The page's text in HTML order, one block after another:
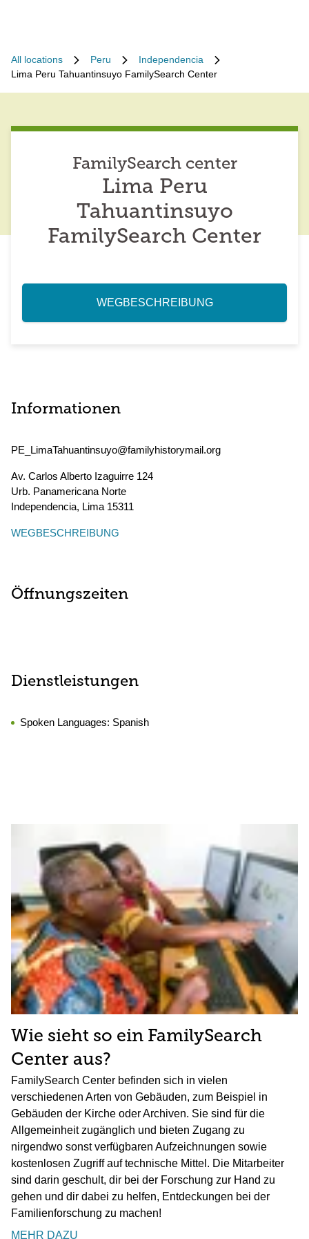
All locations Peru
Independencia
Lima Peru Tahuantinsuyo FamilySearch Center
FamilySearch center
Lima Peru
Tahuantinsuyo
FamilySearch Center
WEGBESCHREIBUNG
Informationen
PE_LimaTahuantinsuyo@familyhistorymail.org
Av. Carlos Alberto Izaguirre 124
Urb. Panamericana Norte
Independencia, Lima 15311
WEGBESCHREIBUNG
Öffnungszeiten
Dienstleistungen
Spoken Languages: Spanish
Wie sieht so ein FamilySearch
Center aus?
FamilySearch Center befinden sich in vielen
verschiedenen Arten von Gebäuden, zum Beispiel in
Gebäuden der Kirche oder Archiven. Sie sind für die
Allgemeinheit zugänglich und bieten Zugang zu
nirgendwo sonst verfügbaren Aufzeichnungen sowie
kostenlosen Zugriff auf technische Mittel. Die Mitarbeiter
sind darin geschult, dir bei der Forschung zur Hand zu
gehen und dir dabei zu helfen, Entdeckungen bei der
Familienforschung zu machen!
MEHR DAZU